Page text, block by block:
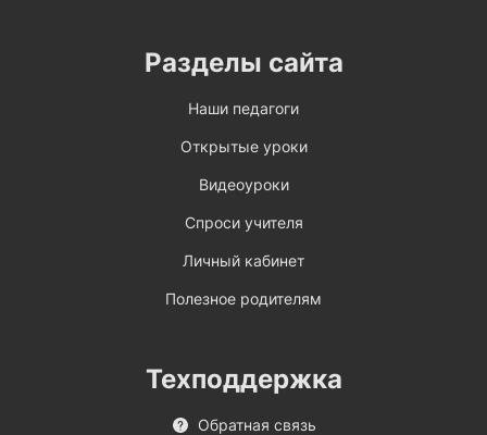
Разделы сайта
Наши педагоги
Открытые уроки
Видеоуроки
Спроси учителя
Личный кабинет
Полезное родителям
Техподдержка
Обратная связь